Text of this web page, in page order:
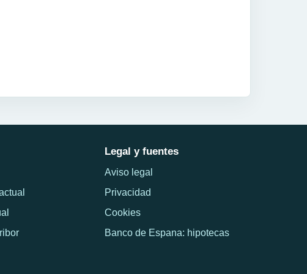
Legal y fuentes
Aviso legal
Privacidad
Cookies
Banco de Espana: hipotecas